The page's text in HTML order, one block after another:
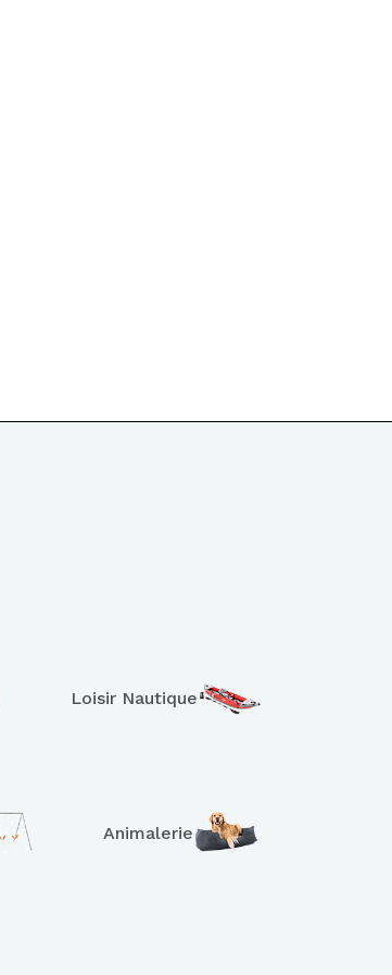
Loisir Nautique
Animalerie